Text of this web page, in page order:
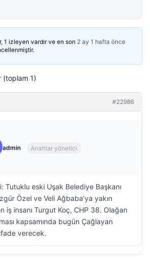
1 izleyen vardır ve en son 2 ay 1 hafta önce
(toplam 1)
#22986
admin Anahtar yönetici
Tutuklu eski Uşak Belediye Başkanı
Özel ve Veli Ağbaba’ya yakın
iş insanı Turgut Koç, CHP 38. Olağan
kapsamında bugün Çağlayan
verecek.